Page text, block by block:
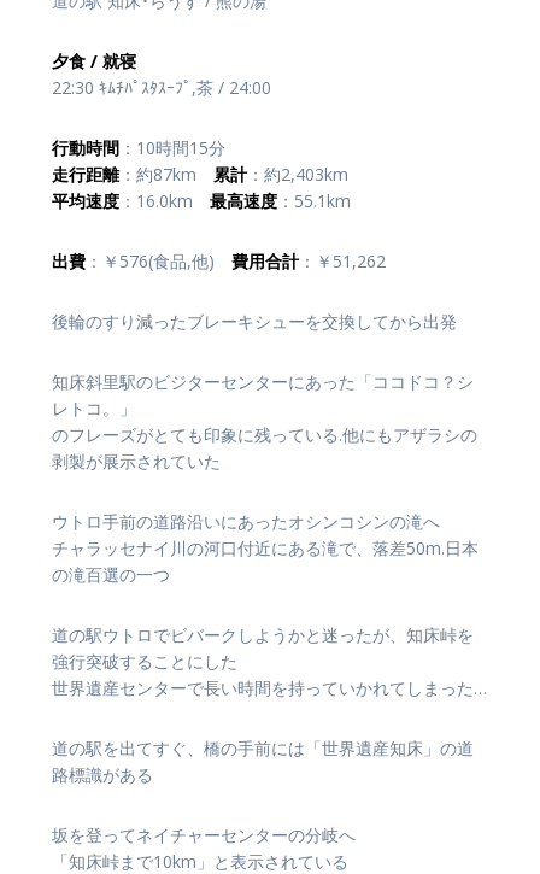
夕食 / 就寝
22:30 ｷﾑﾁﾊﾟｽﾀｽｰﾌﾟ,茶 / 24:00
行動時間 ：10時間15分
走行距離：約87km 累計：約2,403km
平均速度 ：16.0km 最高速度 ：55.1km
出費 ：￥576(食品,他) 費用合計：￥51,262
後輪のすり減ったブレーキシューを交換してから出発
知床斜里駅のビジターセンターにあった「ココドコ？シ
レトコ。」
のフレーズがとても印象に残っている.他にもアザラシの
剥製が展示されていた
ウトロ手前の道路沿いにあったオシンコシンの滝へ
チャラッセナイ川の河口付近にある滝で、落差50m.日本
の滝百選の一つ
道の駅ウトロでビバークしようかと迷ったが、知床峠を
強行突破することにした
世界遺産センターで長い時間を持っていかれてしまった…
道の駅を出てすぐ、橋の手前には「世界遺産知床」の道
路標識がある
坂を登ってネイチャーセンターの分岐へ
「知床峠まで10km」と表示されている